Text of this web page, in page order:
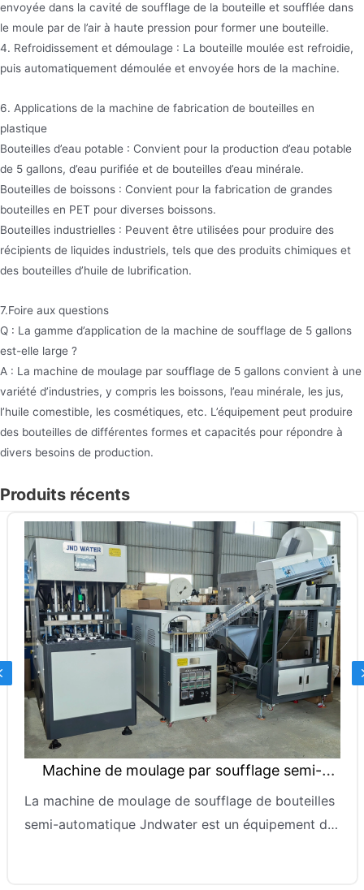
envoyée dans la cavité de soufflage de la bouteille et soufflée dans
le moule par de l’air à haute pression pour former une bouteille.
4. Refroidissement et démoulage : La bouteille moulée est refroidie,
puis automatiquement démoulée et envoyée hors de la machine.
6. Applications de la machine de fabrication de bouteilles en
plastique
Bouteilles d’eau potable : Convient pour la production d’eau potable
de 5 gallons, d’eau purifiée et de bouteilles d’eau minérale.
Bouteilles de boissons : Convient pour la fabrication de grandes
bouteilles en PET pour diverses boissons.
Bouteilles industrielles : Peuvent être utilisées pour produire des
récipients de liquides industriels, tels que des produits chimiques et
des bouteilles d’huile de lubrification.
7.Foire aux questions
Q : La gamme d’application de la machine de soufflage de 5 gallons
est-elle large ?
A : La machine de moulage par soufflage de 5 gallons convient à une
variété d’industries, y compris les boissons, l’eau minérale, les jus,
l’huile comestible, les cosmétiques, etc. L’équipement peut produire
des bouteilles de différentes formes et capacités pour répondre à
divers besoins de production.
Produits récents
par soufflage semi-
automatique
de soufflage de bouteilles
est un équipement de
Machine de
Cette machine
solution efficace
Previous